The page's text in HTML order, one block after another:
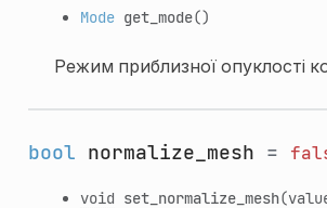
Mode get_mode()
Режим приблизної опуклості
bool normalize_mesh =
void set_normalize_mesh